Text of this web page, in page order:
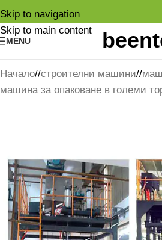
Skip to navigation
Skip to main content
MENU
Начало/ строителни машини/
машина за опаковане в големи